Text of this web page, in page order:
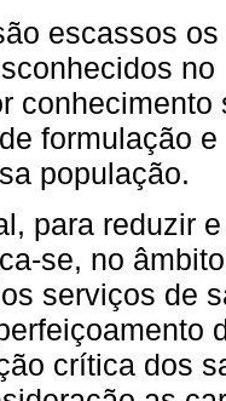
escassos
formulação
população.
para reduzir
se, no
serviços de
crítica dos